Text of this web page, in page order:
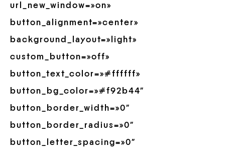
url_new_window=»on»
button_alignment=»center»
background_layout=»light»
custom_button=»off»
button_text_color=»#ffffff»
button_bg_color=»#f92b44″
button_border_width=»0″
button_border_radius=»0″
button_letter_spacing=»0″